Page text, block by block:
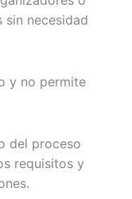
sin necesidad
y no permite
del proceso
requisitos y